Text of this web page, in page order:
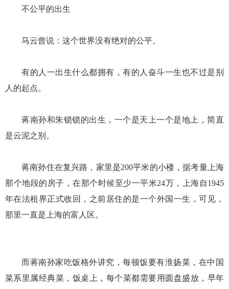
不公平的出生
马云曾说：这个世界没有绝对的公平。
有的人一出生什么都拥有，有的人奋斗一生也不过是别
人的起点。
蒋南孙和朱锁锁的出生，一个是天上一个是地上，简直
是云泥之别。
蒋南孙住在复兴路，家里是200平米的小楼，据考量上海
那个地段的房子，在那个时候至少一平米24万，上海自1945
年在法租界正式收回，之前居住的是一个外国一生，可见，
那里一直是上海的富人区。
而蒋南孙家吃饭格外讲究，每顿饭要有淮扬菜，在中国
菜系里属经典菜，饭桌上，每个菜都需要用圆盘盛放，早年